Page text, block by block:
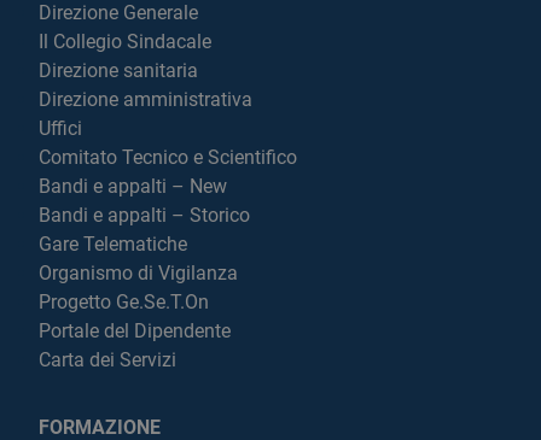
Direzione Generale
Il Collegio Sindacale
Direzione sanitaria
Direzione amministrativa
Uffici
Comitato Tecnico e Scientifico
Bandi e appalti – New
Bandi e appalti – Storico
Gare Telematiche
Organismo di Vigilanza
Progetto Ge.Se.T.On
Portale del Dipendente
Carta dei Servizi
FORMAZIONE